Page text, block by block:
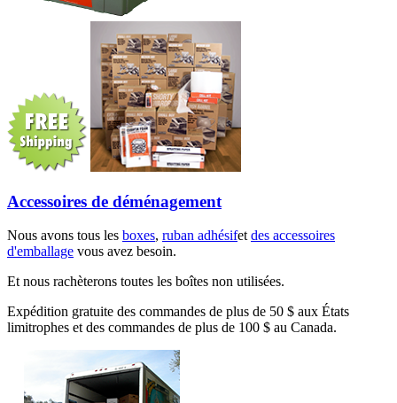
Accessoires de déménagement
Nous avons tous les boxes, ruban adhésifet des accessoires
d'emballage vous avez besoin.
Et nous rachèterons toutes les boîtes non utilisées.
Expédition gratuite des commandes de plus de 50 $ aux États
limitrophes et des commandes de plus de 100 $ au Canada.